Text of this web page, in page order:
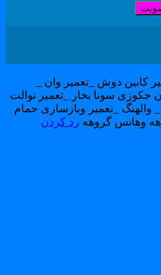
دوش _تعمیر وان _
سونا بخار _تعمیر توالت
_تعمیر وبازسازی حمام
وهانس گروههرد کردن